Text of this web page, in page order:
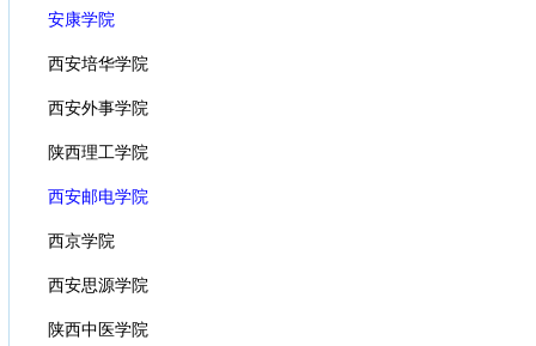
安康学院
西安培华学院
西安外事学院
陕西理工学院
西安邮电学院
西京学院
西安思源学院
陕西中医学院